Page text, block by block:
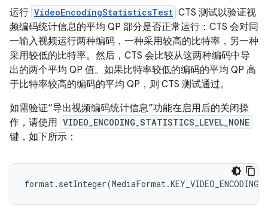
运行 VideoEncodingStatisticsTest CTS 测试以验证视
频编码统计信息的平均 QP 部分是否正常运行：CTS 会对同
一输入视频运行两种编码，一种采用较高的比特率，另一种
采用较低的比特率。然后，CTS 会比较从这两种编码中导
出的两个平均 QP 值。如果比特率较低的编码的平均 QP 高
于比特率较高的编码的平均 QP，则 CTS 测试通过。
如需验证“导出视频编码统计信息”功能在启用后的关闭操
作，请使用 VIDEO_ENCODING_STATISTICS_LEVEL_NONE
键，如下所示：